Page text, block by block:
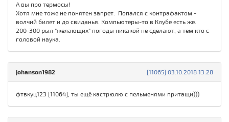
А вы про термосы!
Хотя мне тоже не понятен запрет. Попался с контрафактом -
волчий билет и до свиданья. Компьютеры-то в Клубе есть же.
200-300 рыл "желающих" погоды никакой не сделают, а тем кто с
головой наука.
[11065] 03.10.2018 13:28
johanson1982
фтвкуц123 [11064], ты ещё кастрюлю с пельменями притащи)))